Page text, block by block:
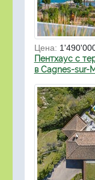
Цена:
Пентхаус с
в Cagnes-sur-